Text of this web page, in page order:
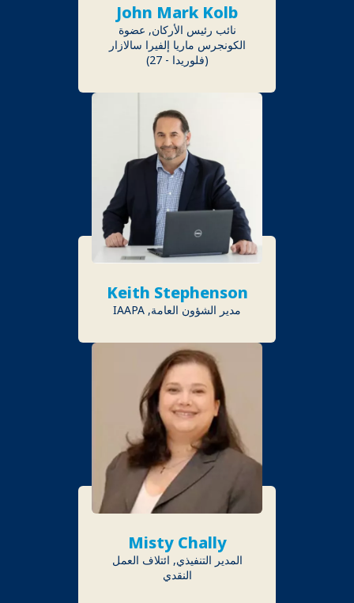
John Mark Kolb
نائب رئيس الأركان, عضوة
الكونجرس ماريا إلفيرا سالازار
(فلوريدا - 27)
Keith Stephenson
مدير الشؤون العامة, IAAPA
Misty Chally
المدير التنفيذي, ائتلاف العمل
النقدي